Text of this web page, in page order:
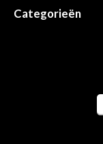
Categorieën